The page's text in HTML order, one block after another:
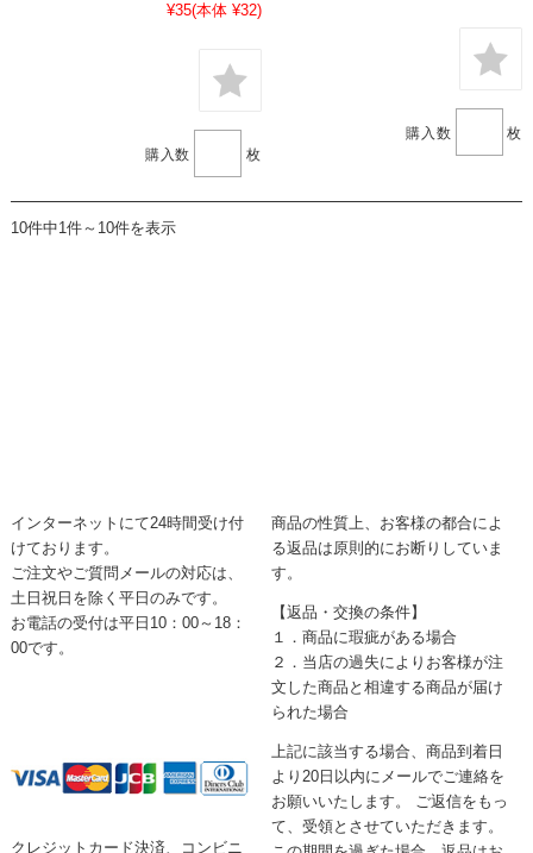
¥35(本体 ¥32)
購入数 枚
購入数 枚
10件中1件～10件を表示
インターネットにて24時間受け付
けております。
ご注文やご質問メールの対応は、
土日祝日を除く平日のみです。
お電話の受付は平日10：00～18：
00です。
クレジットカード決済、コンビニ
商品の性質上、お客様の都合によ
る返品は原則的にお断りしていま
す。
【返品・交換の条件】
１．商品に瑕疵がある場合
２．当店の過失によりお客様が注
文した商品と相違する商品が届け
られた場合
上記に該当する場合、商品到着日
より20日以内にメールでご連絡を
お願いいたします。 ご返信をもっ
て、受領とさせていただきます。